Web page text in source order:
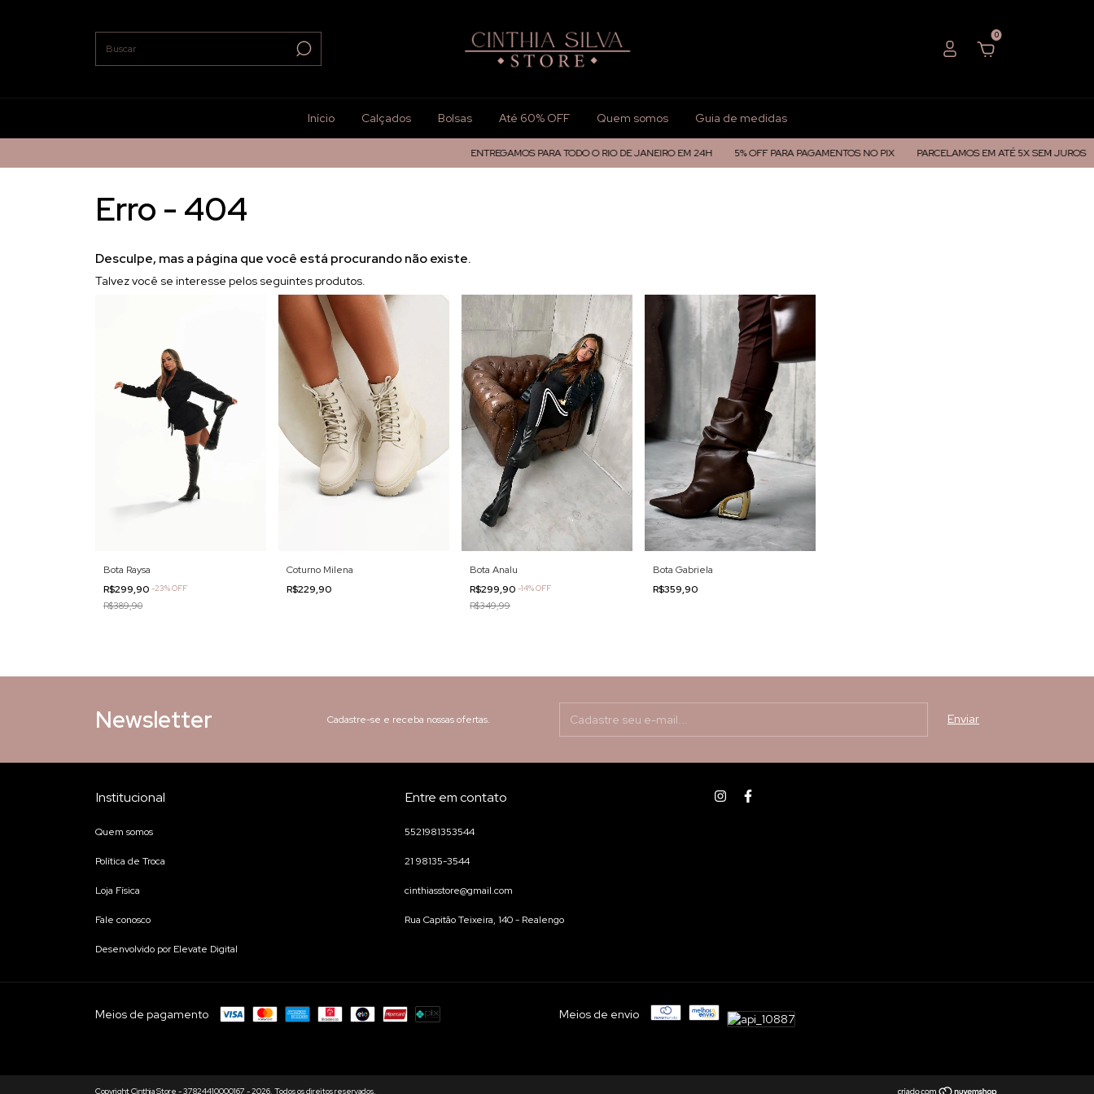
0
Início Calçados Bolsas Até 60% OFF Quem somos Guia de medidas
ENTREGAMOS PARA TODO O RIO DE JANEIRO EM 24H 5% OFF PARA PAGAMENTOS NO PIX PARCELAMOS EM ATÉ 5X SEM JUROS
Erro - 404
Desculpe, mas a página que você está procurando não existe.
Talvez você se interesse pelos seguintes produtos.
Bota Raysa
R$299,90 -23%OFF
R$389,90
Coturno Milena
R$229,90
Bota Analu
R$299,90 -14%OFF
R$349,99
Bota Gabriela
R$359,90
Newsletter Cadastre-se e receba nossas ofertas.
Institucional
Quem somos
Política de Troca
Loja Física
Fale conosco
Desenvolvido por Elevate Digital
Entre em contato
5521981353544
21 98135-3544
cinthiasstore@gmail.com
Rua Capitão Teixeira, 140 - Realengo
Meios de pagamento Meios de envio
Copyright Cinthia Store - 37824410000167 - 2026. Todos os direitos reservados.